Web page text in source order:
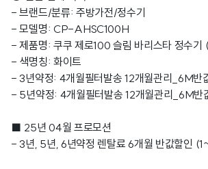
- 브랜드/분류: 주방가전/정수기
- 모델명: CP-AHSC100H
- 제품명: 쿠쿠 제로100 슬림 바리스타 정수기
- 색명칭: 화이트
- 3년약정: 4개월필터발송 12개월관리_6M반
- 5년약정: 4개월필터발송 12개월관리_6M
■ 25년 04월 프로모션
- 3년, 5년, 6년약정 렌탈료 6개월 반값할인